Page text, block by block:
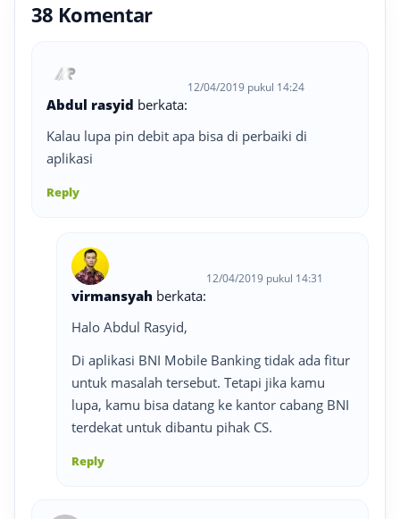
38 Komentar
Abdul rasyid berkata:
12/04/2019 pukul 14:24
Kalau lupa pin debit apa bisa di perbaiki di
aplikasi
Reply
virmansyah berkata:
12/04/2019 pukul 14:31
Halo Abdul Rasyid,
Di aplikasi BNI Mobile Banking tidak ada fitur
untuk masalah tersebut. Tetapi jika kamu
lupa, kamu bisa datang ke kantor cabang BNI
terdekat untuk dibantu pihak CS.
Reply